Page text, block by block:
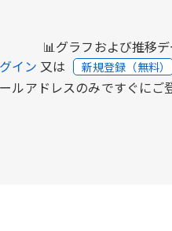
📊グラフおよび推移
イン 又は 新規登録（無料）
ルアドレスのみですぐにご